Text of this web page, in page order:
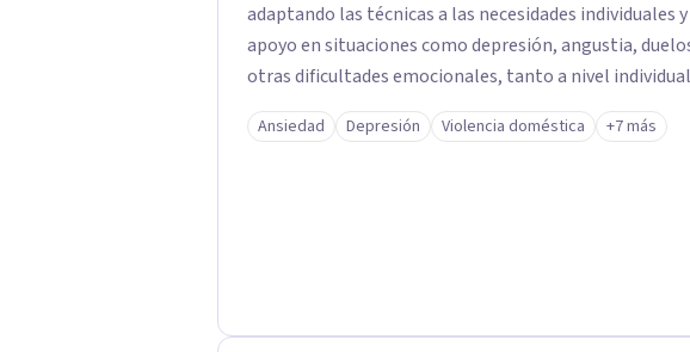
adaptando las técnicas a las necesidades individuales
apoyo en situaciones como depresión, angustia,
otras dificultades emocionales, tanto a nivel individual, de
con más de 10 años de experiencia profesional en
instituciones de salud mental, trabajando con
Ansiedad Depresión Violencia doméstica +7 más